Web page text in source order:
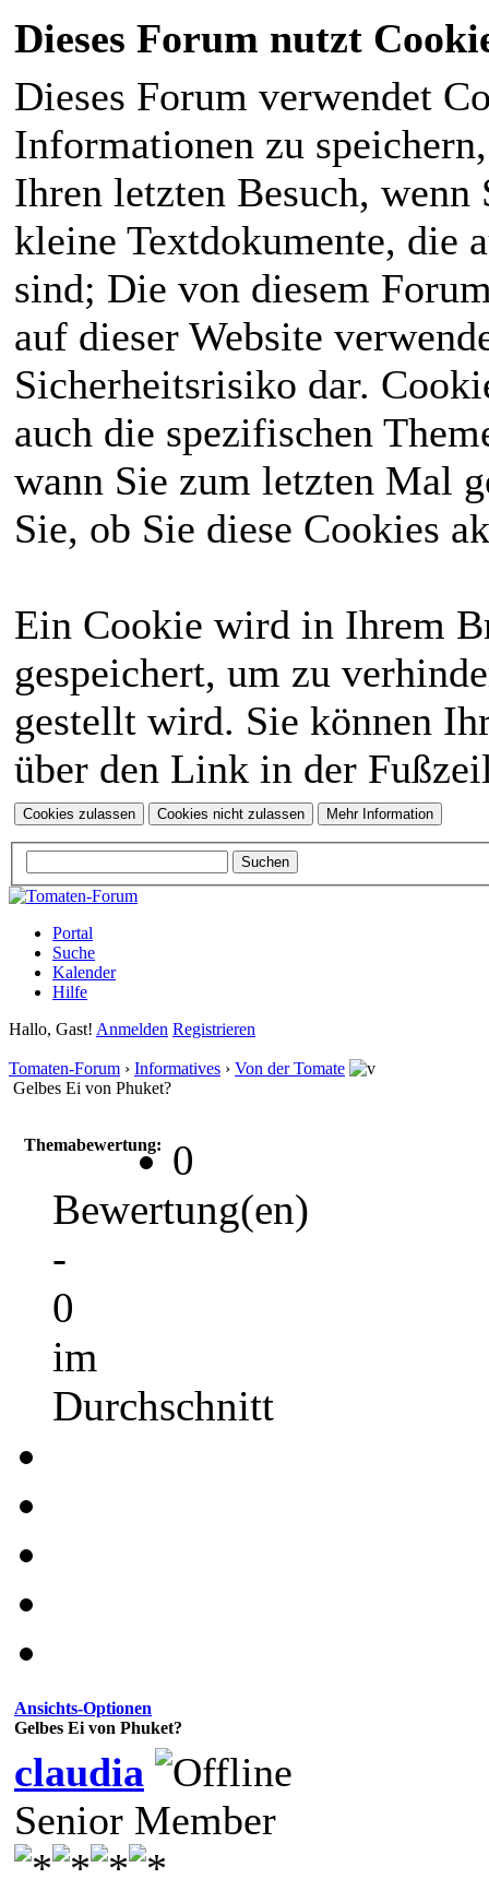
Dieses Forum nutzt
Dieses Forum verwendet
Informationen zu
Ihren letzten Besuch,
kleine Textdokumente, die
sind; Die von diesem
auf dieser Website
Sicherheitsrisiko dar.
auch die spezifischen
wann Sie zum letzten Mal
Sie, ob Sie diese Cookies
Ein Cookie wird in Ihrem
gespeichert, um zu
gestellt wird. Sie können
über den Link in der
Portal
Suche
Kalender
Hilfe
Hallo, Gast! Anmelden Registrieren
Tomaten-Forum › Informatives › Von der Tomate
Gelbes Ei von Phuket?
Themabewertung:
0
Bewertung(en)
-
0
im
Durchschnitt
Ansichts-Optionen
Gelbes Ei von Phuket?
claudia
Senior Member